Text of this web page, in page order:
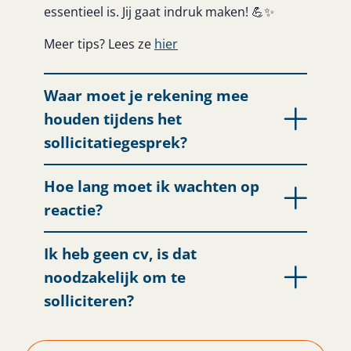
essentieel is. Jij gaat indruk maken! 💪✨
Meer tips? Lees ze hier
Waar moet je rekening mee
houden tijdens het
sollicitatiegesprek?
Hoe lang moet ik wachten op
reactie?
Ik heb geen cv, is dat
noodzakelijk om te
solliciteren?